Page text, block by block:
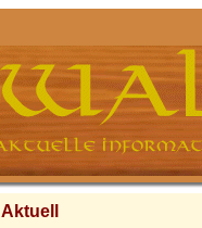
Aktuell